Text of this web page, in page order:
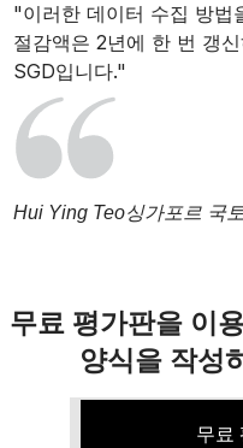
"이러한 데이터 수집 방법
절감액은 2년에 한 번 갱
SGD입니다."
Hui Ying Teo싱가포르 국
무료 평가판을 이
양식을 작성
무료